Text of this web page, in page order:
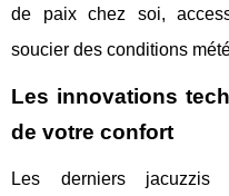
de paix chez soi,
soucier des conditions
Les innovations
de votre confort
Les derniers jacuzzis